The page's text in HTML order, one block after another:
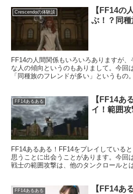
Crescendoの体験談
【FF14の
ぶ！？同
FF14の人間関係もいろいろありますが、
な人の傾向というのもありまして。今回
「同種族のフレンドが多い」というもの
FF14あるある
【FF14あ
イ！範囲
FF14あるある！FF14をプレイしている
思うことに出会うことがあります。今回
戦士の範囲攻撃は、他のタンクロールと
FF14あるある
【FF14あ